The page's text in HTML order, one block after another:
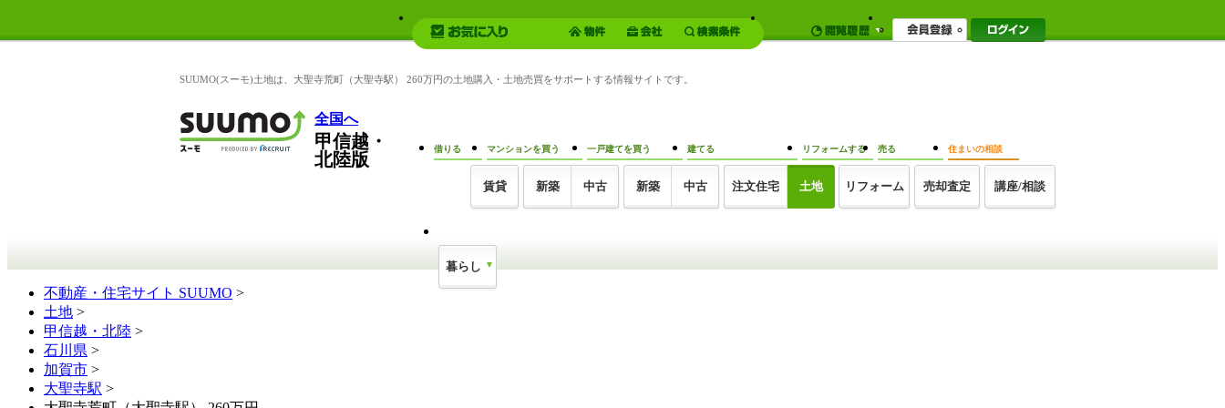
SUUMO(スーモ)土地は、大聖寺荒町（大聖寺駅） 260万円の土地購入・土地売買をサポートする情報サイトです。
全国へ
甲信越・
北陸版
借りる
賃貸
マンションを買う
新築 中古
一戸建てを買う
新築 中古
建てる
注文住宅 土地
リフォームする
リフォーム
売る
売却査定
住まいの相談
講座/相談
暮らし
不動産・住宅サイト SUUMO >
土地 >
甲信越・北陸 >
石川県 >
加賀市 >
大聖寺駅 >